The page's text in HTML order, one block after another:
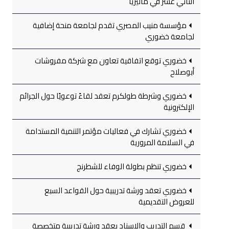
مؤسسة منيب المصري تقدم لجامعة منحة إضافية
لجامعة خضوري
خضوري توقع اتفاقية تعاون مع شركة مفروشات
أبوصلاح
خضوري وشرطة طولكرم تعقد لقاءً توعويًا حول الجرائم
الإلكترونية
خضوري تشارك في فعاليات مؤتمر التنمية المستدامة
في السلامة المرورية
خضوري تنظم بطولة الوفاء للشطرنج
خضوري تعقد ورشة تدريبية حول القواعد السبع
للعروض التقديمية
قسم التدريب والإسناد يعقد ورشة تدريبية متخصصة